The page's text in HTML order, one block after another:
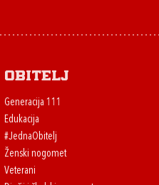
Obitelj
Generacija 111
Edukacija
#JednaObitelj
Ženski nogomet
Veterani